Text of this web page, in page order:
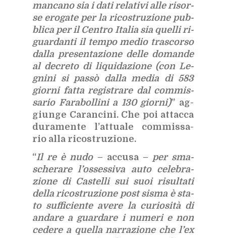
man­ca­no sia i dati re­la­ti­vi alle ri­sor­
se ero­ga­te per la ri­co­stru­zio­ne pub­
bli­ca per il Cen­tro Ita­lia sia quel­li ri­
guar­dan­ti il tem­po me­dio tra­scor­so
dal­la pre­sen­ta­zio­ne del­le do­man­de
al de­cre­to di li­qui­da­zio­ne (con Le­
gni­ni si pas­sò dal­la me­dia di 583
gior­ni fat­ta re­gi­stra­re dal com­mis­
sa­rio Fa­ra­bol­li­ni a 130 gior­ni)” ag­
giun­ge Ca­ran­ci­ni. Che poi at­tac­ca
du­ra­men­te l’at­tua­le com­mis­sa­
rio alla ri­co­stru­zio­ne.
“Il re è nudo– ac­cu­sa – per sma­
sche­ra­re l’os­ses­si­va auto ce­le­bra­
zio­ne di Ca­stel­li sui suoi ri­sul­ta­ti
del­la ri­co­stru­zio­ne post si­sma è sta­
to suf­fi­cien­te ave­re la cu­rio­si­tà di
an­da­re a guar­da­re i nu­me­ri e non
ce­de­re a quel­la nar­ra­zio­ne che l’ex